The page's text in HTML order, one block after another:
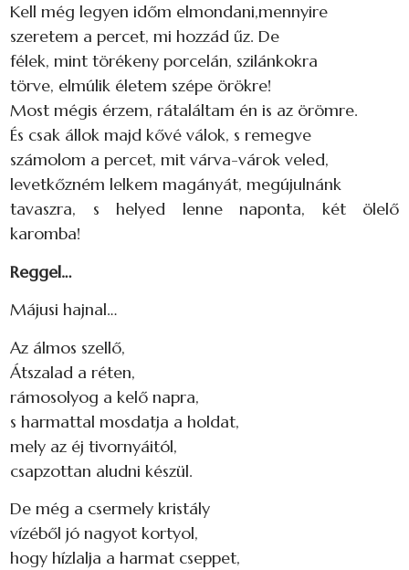
Kell még legyen időm elmondani,mennyire
szeretem a percet, mi hozzád űz. De
félek, mint törékeny porcelán, szilánkokra
törve, elmúlik életem szépe örökre!
Most mégis érzem, rátaláltam én is az örömre.
És csak állok majd kővé válok, s remegve
számolom a percet, mit várva-várok veled,
levetkőzném lelkem magányát, megújulnánk
tavaszra, s helyed lenne naponta, két ölelő
karomba!
Reggel…
Májusi hajnal…
Az álmos szellő,
Átszalad a réten,
rámosolyog a kelő napra,
s harmattal mosdatja a holdat,
mely az éj tivornyáitól,
csapzottan aludni készül.
De még a csermely kristály
vízéből jó nagyot kortyol,
hogy hízlalja a harmat cseppet,